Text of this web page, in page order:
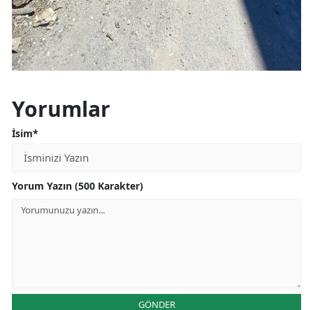
Yorumlar
İsim*
Yorum Yazın (500 Karakter)
GÖNDER